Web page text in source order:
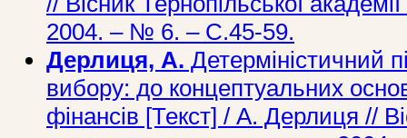
2004. – № 6. – С.45-59.
Дерлиця, А. Детерміністичний
вибору: до концептуальних
фінансів [Текст] / А. Дерлиця //